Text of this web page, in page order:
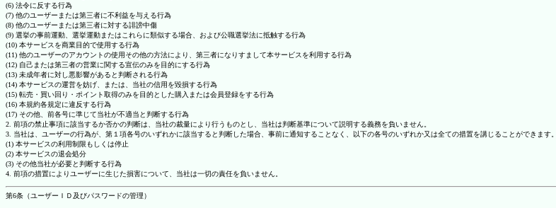
(6) 法令に反する行為
(7) 他のユーザーまたは第三者に不利益を与える行為
(8) 他のユーザーまたは第三者に対する誹謗中傷
(9) 選挙の事前運動、選挙運動またはこれらに類似する場合、および公職選挙法に抵触する行為
(10) 本サービスを商業目的で使用する行為
(11) 他のユーザーのアカウントの使用その他の方法により、第三者になりすまして本サービスを利用する行為
(12) 自己または第三者の営業に関する宣伝のみを目的にする行為
(13) 未成年者に対し悪影響があると判断される行為
(14) 本サービスの運営を妨げ、または、当社の信用を毀損する行為
(15) 転売・買い回り・ポイント取得のみを目的とした購入または会員登録をする行為
(16) 本規約各規定に違反する行為
(17) その他、前各号に準じて当社が不適当と判断する行為
2. 前項の禁止事項に該当するか否かの判断は、当社の裁量により行うものとし、当社は判断基準について説明する義務を負いません。
3. 当社は、ユーザーの行為が、第１項各号のいずれかに該当すると判断した場合、事前に通知することなく、以下の各号のいずれか又は全ての措置を講じることができます。
(1) 本サービスの利用制限もしくは停止
(2) 本サービスの退会処分
(3) その他当社が必要と判断する行為
4. 前項の措置によりユーザーに生じた損害について、当社は一切の責任を負いません。
第6条（ユーザーＩＤ及びパスワードの管理）